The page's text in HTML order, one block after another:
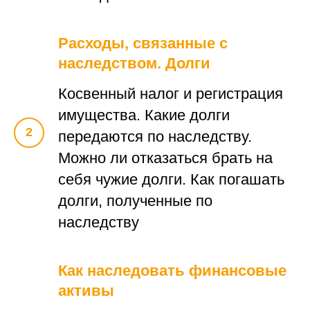
Расходы, связанные с
наследством. Долги
Косвенный налог и регистрация
имущества. Какие долги
передаются по наследству.
Можно ли отказаться брать на
себя чужие долги. Как погашать
долги, полученные по
наследству
Как наследовать финансовые
активы